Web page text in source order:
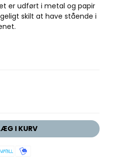
er udført i metal og papir
skilt at have stående i
I KURV